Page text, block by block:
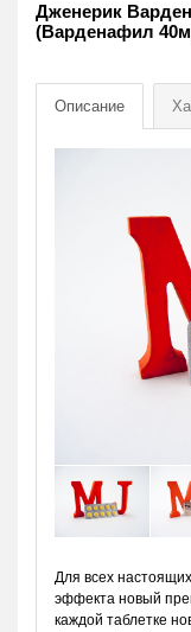
Дженерик
(Варденафил
Описание
Для всех
эффекта новый
каждой таблетке